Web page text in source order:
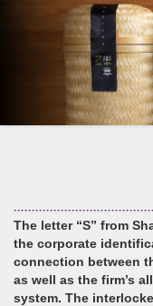
The letter “S” from
the corporate
connection between
as well as the firm’s
system. The